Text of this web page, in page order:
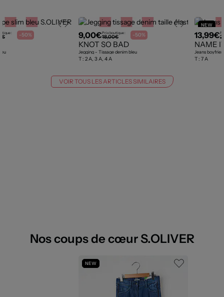
: -50% 9,00€Prix boutique :
18,00€ -50%
KNOT SO BAD
Jegging - Tissage denim bleu
T : 2 A, 3 A, 4 A
NEW
13,99€
NAME
Jeans
T : 7 A
VOIR TOUS LES ARTICLES SIMILAIRES
Nos coups de cœur S.OLIVER
NEW